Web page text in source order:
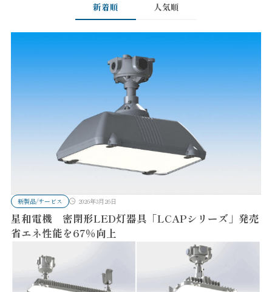
新着順 人気順
新製品/サービス 2026年3月26日
星和電機 密閉形LED灯器具「LCAPシリーズ」発売
省エネ性能を67％向上